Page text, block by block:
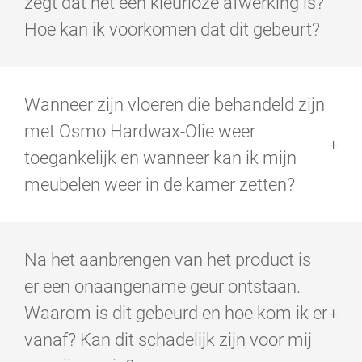
Hoe kan ik voorkomen dat dit gebeurt?
en brengen de houtnerf naar voren. Zelfs wanneer de
afwerking droog is, ziet het houtoppervlak er nog
steeds uit alsof het nat is. Dit is wat we een
"permanente wet-look" noemen. Gebruik om dit te
voorkomen Osmo Hardwax-Olie Effect Natural, dat een
kleine hoeveelheid witte pigmenten bevat om dit effect
Wanneer zijn vloeren die behandeld zijn
met Osmo Hardwax-Olie weer
toegankelijk en wanneer kan ik mijn
meubelen weer in de kamer zetten?
de Hardwax-Olie ca. 24 uur heeft gedroogd. Meubels
met poten, waardoor de lucht eronder kan circuleren,
kunnen ook na ca. 24 uur worden teruggeplaatst.
Voorwerpen waar de lucht niet onder kan circuleren,
zoals vloerkleden , dienen 4 weken niet op de vloer te
worden geplaatst, de Hardwax-Oliel moet volledig
uitgehardt zijn.
Na het aanbrengen van het product is
er een onaangename geur ontstaan.
Waarom is dit gebeurd en hoe kom ik er
vanaf? Kan dit schadelijk zijn voor mij